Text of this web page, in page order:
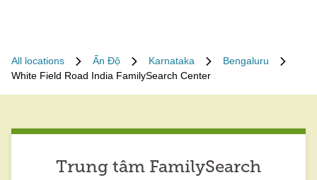
All locations Ấn Độ Karnataka
Bengaluru
White Field Road India FamilySearch Center
Trung tâm FamilySearch